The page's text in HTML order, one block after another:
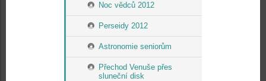
Noc vědců 2012
Perseidy 2012
Astronomie seniorům
Přechod Venuše přes
sluneční disk